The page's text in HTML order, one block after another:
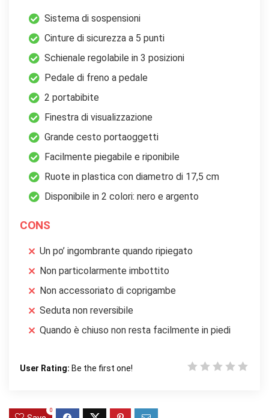
Sistema di sospensioni
Cinture di sicurezza a 5 punti
Schienale regolabile in 3 posizioni
Pedale di freno a pedale
2 portabibite
Finestra di visualizzazione
Grande cesto portaoggetti
Facilmente piegabile e riponibile
Ruote in plastica con diametro di 17,5 cm
Disponibile in 2 colori: nero e argento
CONS
Un po’ ingombrante quando ripiegato
Non particolarmente imbottito
Non accessoriato di coprigambe
Seduta non reversibile
Quando è chiuso non resta facilmente in piedi
User Rating: Be the first one!
0